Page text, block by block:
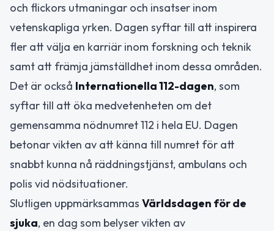
och flickors utmaningar och insatser inom
vetenskapliga yrken. Dagen syftar till att inspirera
fler att välja en karriär inom forskning och teknik
samt att främja jämställdhet inom dessa områden.
Det är också Internationella 112-dagen, som
syftar till att öka medvetenheten om det
gemensamma nödnumret 112 i hela EU. Dagen
betonar vikten av att känna till numret för att
snabbt kunna nå räddningstjänst, ambulans och
polis vid nödsituationer.
Slutligen uppmärksammas Världsdagen för de
sjuka, en dag som belyser vikten av